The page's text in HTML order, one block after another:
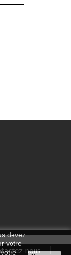
devez
votre
nous